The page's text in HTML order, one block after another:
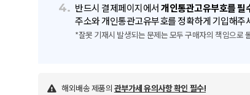
4. 반드시 결제페이지에서개인통관고유부호를 필
주소와 개인통관고유부호를 정확하게 기입해주
*잘못 기재시 발생되는 문제는 모두 구매자의 책임으로
해외배송 제품의 관부가세 유의사항 확인 필수!